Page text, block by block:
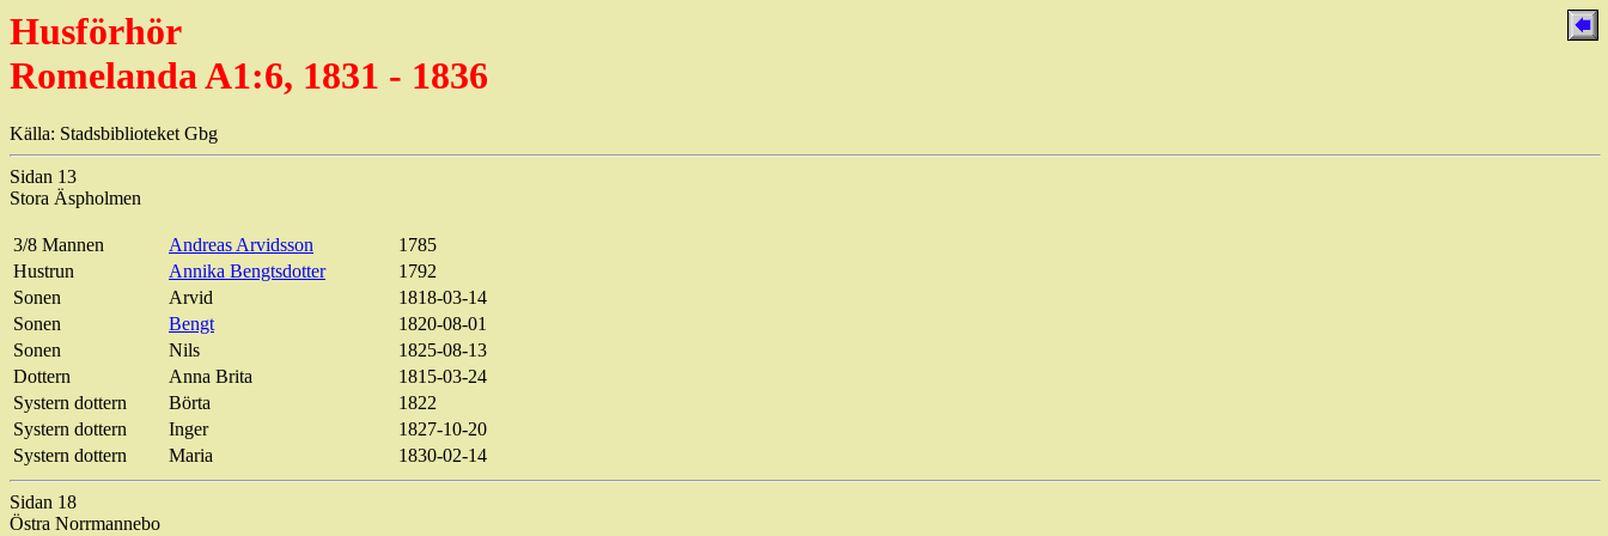
Husförhör
Romelanda A1:6, 1831 - 1836
Källa: Stadsbiblioteket Gbg
Sidan 13
Stora Äspholmen
3/8 Mannen Andreas Arvidsson
1785
Hustrun
Annika Bengtsdotter
1792
Sonen
Arvid
1818-03-14
Sonen
Bengt
1820-08-01
Sonen
Nils
1825-08-13
Dottern
Anna Brita
1815-03-24
Systern dottern
Börta
1822
Systern dottern
Inger
1827-10-20
Systern dottern
Maria 1830-02-14
Sidan 18
Östra Norrmannebo